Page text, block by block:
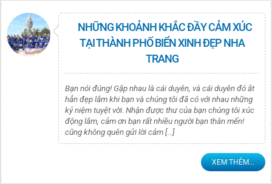
NHỮNG KHOẢNH KHẮC ĐẦY CẢM XÚC
TẠI THÀNH PHỐ BIỂN XINH ĐẸP NHA
TRANG
Bạn nói đúng! Gặp nhau là cái duyên, và cái duyên đó ắt
hẳn đẹp lắm khi bạn và chúng tôi đã có với nhau những
kỷ niệm tuyệt vời. Nhận được thư của bạn chúng tôi xúc
động lắm, cảm ơn bạn rất nhiều người bạn thân mến!
cũng không quên gửi lời cảm […]
XEM THÊM...